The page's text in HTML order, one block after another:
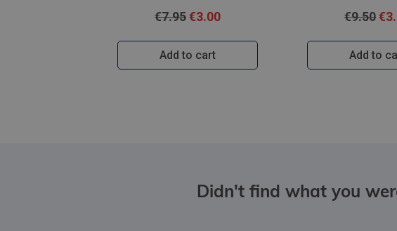
€7.95€3.00
Add to cart
€9.50
Add to
Didn't find what you